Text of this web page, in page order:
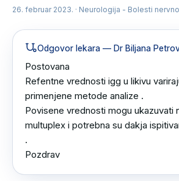
26. februar 2023. · Neurologija - Bolesti
Odgovor lekara — Dr Biljana
Postovana
Refentne vrednosti igg u likivu
primenjene metode analize .
Povisene vrednosti mogu ukazuvati
multuplex i potrebna su dakja
.
Pozdrav